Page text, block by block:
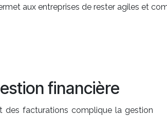
aux entreprises de rester agiles et
financière
des facturations complique la gestion